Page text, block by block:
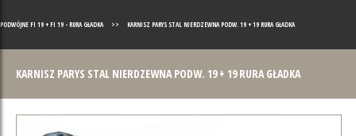
PODWÓJNE FI 19 + FI 19 - RURA GŁADKA >> KARNISZ PARYS STAL NIERDZEWNA PODW. 19 + 19 RURA GŁADKA
KARNISZ PARYS STAL NIERDZEWNA PODW. 19 + 19 RURA GŁADKA